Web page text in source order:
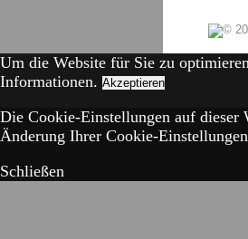
Um die Website für Sie zu
Informationen. Akzeptieren
Die Cookie-Einstellungen auf dieser
Änderung Ihrer Cookie-
Schließen